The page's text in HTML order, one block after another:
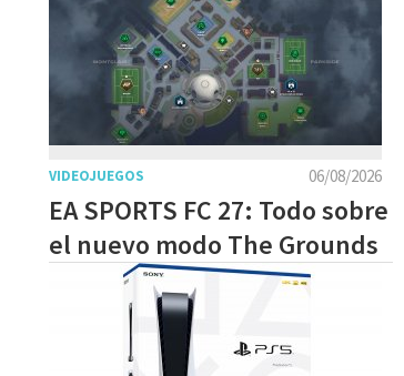
06/08/2026
VIDEOJUEGOS
EA SPORTS FC 27: Todo sobre
el nuevo modo The Grounds